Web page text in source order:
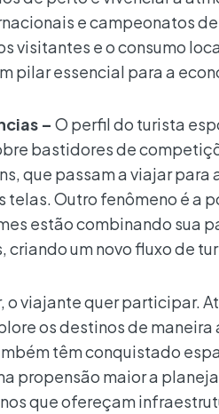
e campeonatos
visitantes e o consumo
pilar essencial para a
– O perfil do turista
bastidores de
que passam a viajar
telas. Outro fenômeno é a
estão combinando sua
criando um novo fluxo de
o viajante quer participar.
os destinos de
têm conquistado
propensão maior a
que ofereçam